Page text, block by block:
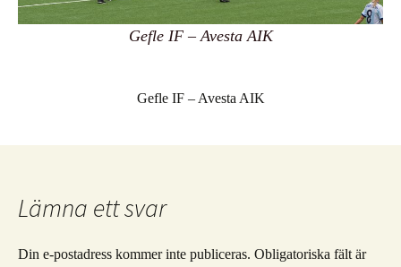
Gefle IF – Avesta AIK
Gefle IF – Avesta AIK
Lämna ett svar
Din e-postadress kommer inte publiceras. Obligatoriska fält är